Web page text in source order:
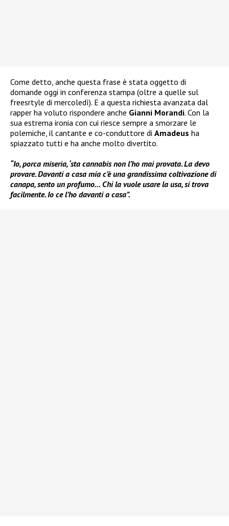
Come detto, anche questa frase è stata oggetto di
domande oggi in conferenza stampa (oltre a quelle sul
freesrtyle di mercoledì). E a questa richiesta avanzata dal
rapper ha voluto rispondere anche Gianni Morandi. Con la
sua estrema ironia con cui riesce sempre a smorzare le
polemiche, il cantante e co-conduttore di Amadeus ha
spiazzato tutti e ha anche molto divertito.
“Io, porca miseria, ‘sta cannabis non l’ho mai provata. La devo
provare. Davanti a casa mia c’è una grandissima coltivazione di
canapa, sento un profumo… Chi la vuole usare la usa, si trova
facilmente. Io ce l’ho davanti a casa”.